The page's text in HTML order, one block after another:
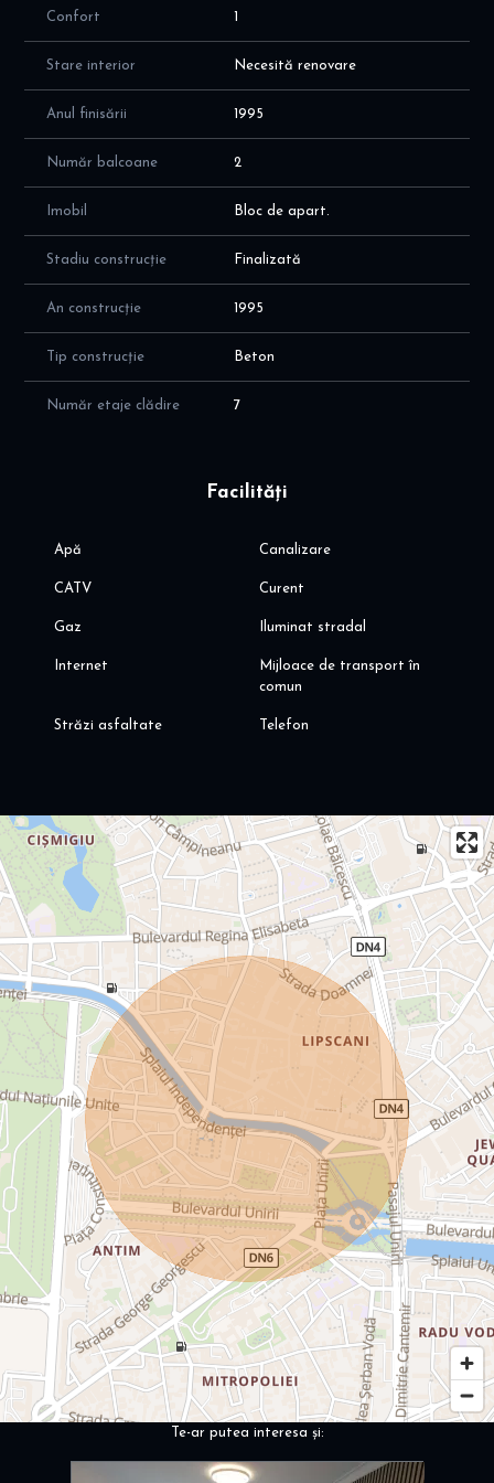
Confort 1
Stare interior Necesită renovare
Anul finisării 1995
Număr balcoane 2
Imobil Bloc de apart.
Stadiu construcție Finalizată
An construcție 1995
Tip construcție Beton
Număr etaje clădire 7
Facilități
Apă Canalizare
CATV Curent
Gaz Iluminat stradal
Internet
Mijloace de transport în
comun
Străzi asfaltate Telefon
Te-ar putea interesa și: